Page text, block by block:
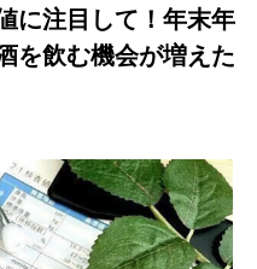
に注目して！年末年
を飲む機会が増えた